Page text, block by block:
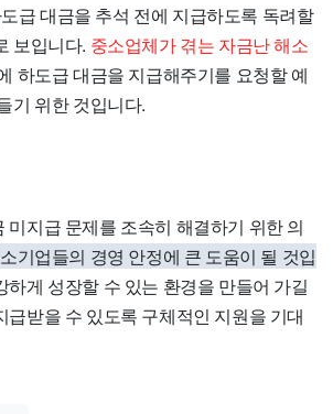
급 대금을 추석 전에 지급하도록 독려할
보입니다. 중소업체가 겪는 자금난 해소
하도급 대금을 지급해주기를 요청할 예
기 위한 것입니다.
지급 문제를 조속히 해결하기 위한 의
기업들의 경영 안정에 큰 도움이 될 것입
게 성장할 수 있는 환경을 만들어 가길
받을 수 있도록 구체적인 지원을 기대